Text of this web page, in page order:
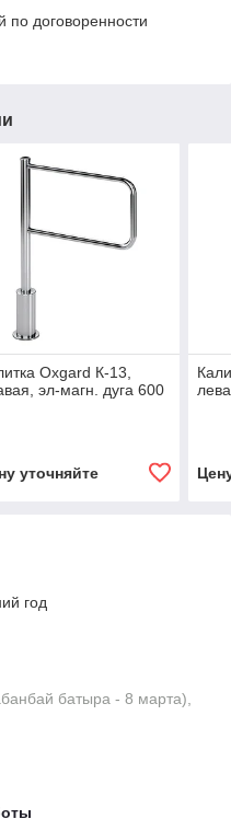
по договоренности
Oxgard К-13,
эл-магн. дуга 600
уточняйте
год
батыра - 8 марта),